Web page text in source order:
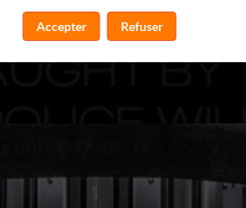
Accepter Refuser